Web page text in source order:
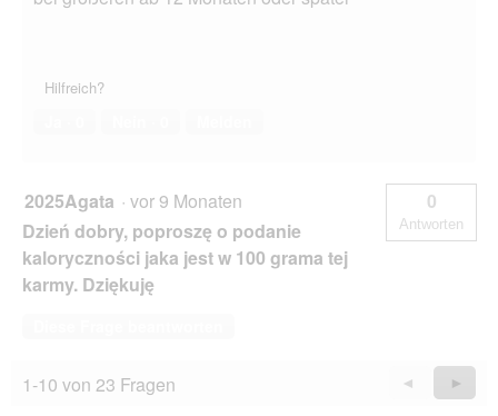
Hilfreich?
2025Agata · vor 9 Monaten
Dzień dobry, poproszę o podanie
kaloryczności jaka jest w 100 grama tej
karmy. Dziękuję
0
Antworten
1-10 von 23 Fragen
Zurück
Questions
◄
Weiter
►